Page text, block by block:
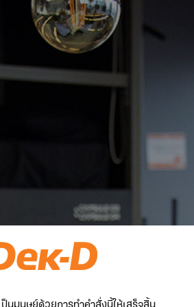
นมนุษย์ด้วยการทำคำสั่งนี้ให้เสร็จสิ้น